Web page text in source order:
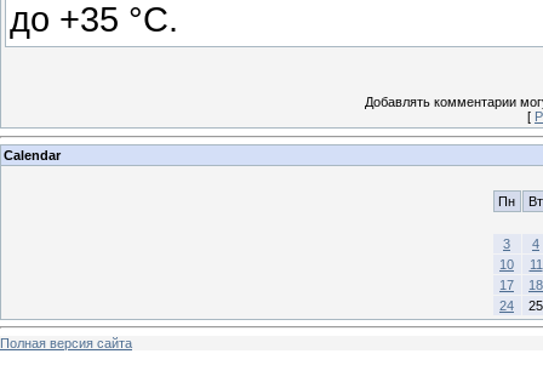
до +35 °C.
Добавлять комментарии
[
Calendar
Пн Вт
3
4
10
11
17
18
24
25
Полная версия сайта